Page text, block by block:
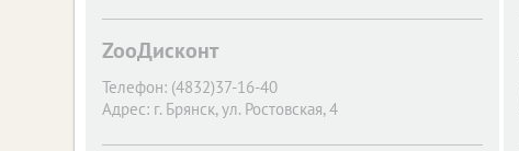
ZooДисконт
Телефон: (4832)37-16-40
Адрес: г. Брянск, ул. Ростовская, 4